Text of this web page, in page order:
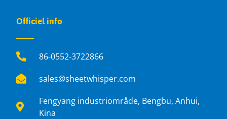
Officiel info
86-0552-3722866
sales@sheetwhisper.com
Fengyang industriområde, Bengbu, Anhui,
Kina